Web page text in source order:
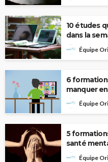
10 études
dans la
Équipe
6
manquer
Équipe
5
santé
Équipe